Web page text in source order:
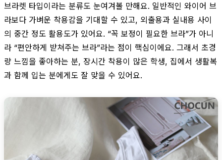
브라렛 타입이라는 분류도 눈여겨볼 만해요. 일반적인 와이어 브
라보다 가벼운 착용감을 기대할 수 있고, 외출용과 실내용 사이
의 중간 정도 활용도가 있어요. “꼭 보정이 필요한 브라”가 아니
라 “편안하게 받쳐주는 브라”라는 점이 핵심이에요. 그래서 초경
량 느낌을 좋아하는 분, 장시간 착용이 많은 학생, 집에서 생활복
과 함께 입는 분에게도 잘 맞을 수 있어요.